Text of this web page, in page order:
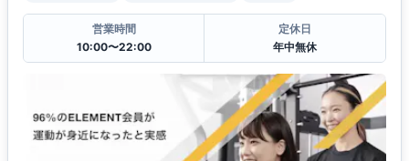
営業時間
10:00〜22:00
定休日
年中無休